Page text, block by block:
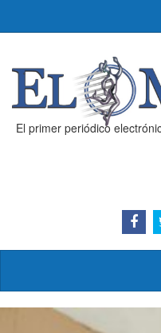
El primer periódico